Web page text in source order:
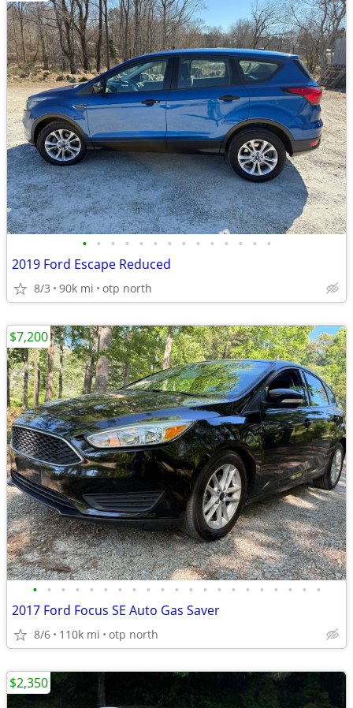
• • • • • • • • • • • • • •
2019 Ford Escape Reduced
8/3 90k mi otp north
• • • • • • • • • • • • • • • • • • • • •
2017 Ford Focus SE Auto Gas Saver
8/6 110k mi otp north
$7,200
$2,350